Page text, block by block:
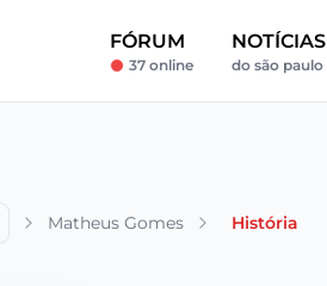
FÓRUM
37 online
NOTÍCIAS
do são paulo
Matheus Gomes História